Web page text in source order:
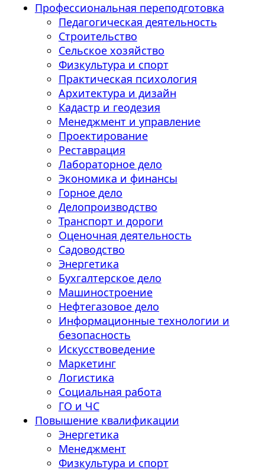
Профессиональная переподготовка
Педагогическая деятельность
Строительство
Сельское хозяйство
Физкультура и спорт
Практическая психология
Архитектура и дизайн
Кадастр и геодезия
Менеджмент и управление
Проектирование
Реставрация
Лабораторное дело
Экономика и финансы
Горное дело
Делопроизводство
Транспорт и дороги
Оценочная деятельность
Садоводство
Энергетика
Бухгалтерское дело
Машиностроение
Нефтегазовое дело
Информационные технологии и
безопасность
Искусствоведение
Маркетинг
Логистика
Социальная работа
ГО и ЧС
Повышение квалификации
Энергетика
Менеджмент
Физкультура и спорт